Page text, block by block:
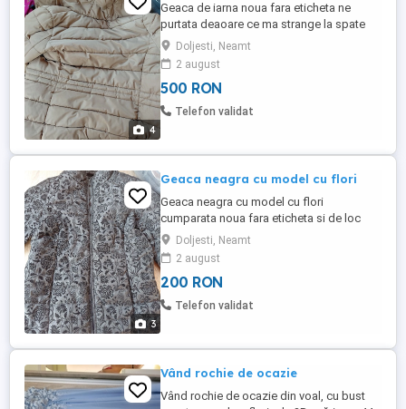
4
Geaca de iarna noua fara eticheta ne
purtata deaoare ce ma strange la spate
Doljesti, Neamt
2 august
500 RON
Telefon validat
3
Geaca neagra cu model cu flori
Geaca neagra cu model cu flori
cumparata noua fara eticheta si de loc
purtataDoljesti, Neamt
2 august
200 RON
Telefon validat
Vând rochie de ocazie
Vând rochie de ocazie din voal, cu bust